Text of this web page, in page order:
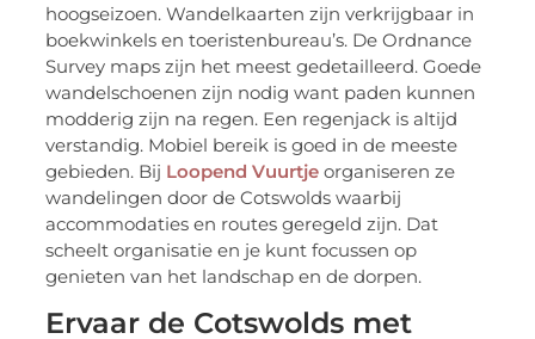
hoogseizoen. Wandelkaarten zijn verkrijgbaar in
boekwinkels en toeristenbureau’s. De Ordnance
Survey maps zijn het meest gedetailleerd. Goede
wandelschoenen zijn nodig want paden kunnen
modderig zijn na regen. Een regenjack is altijd
verstandig. Mobiel bereik is goed in de meeste
gebieden. Bij Loopend Vuurtje organiseren ze
wandelingen door de Cotswolds waarbij
accommodaties en routes geregeld zijn. Dat
scheelt organisatie en je kunt focussen op
genieten van het landschap en de dorpen.
Ervaar de Cotswolds met